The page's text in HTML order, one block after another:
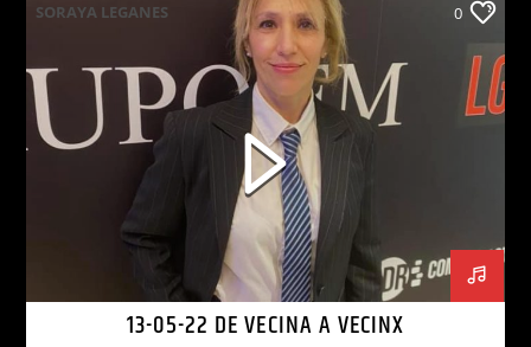
SORAYA LEGANES 0
13-05-22 DE VECINA A VECINX